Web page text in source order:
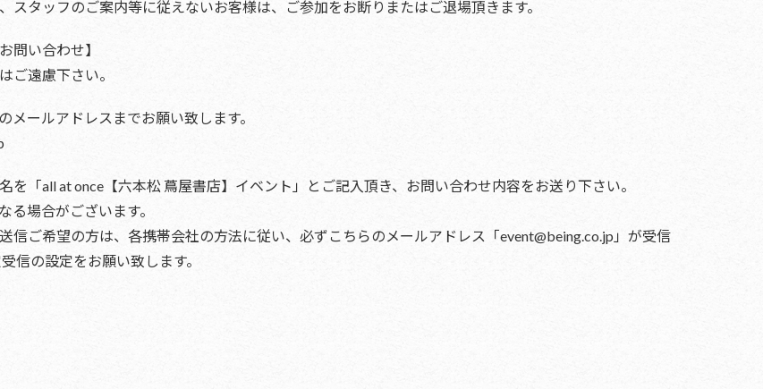
スタッフのご案内等に従えないお客様は、ご参加をお断りまたはご退場頂きます。
問い合わせ】
ご遠慮下さい。
メールアドレスまでお願い致します。
を「all at once【六本松 蔦屋書店】イベント」とご記入頂き、お問い合わせ内容をお送り下さい。
る場合がございます。
信ご希望の方は、各携帯会社の方法に従い、必ずこちらのメールアドレス「event@being.co.jp」が受信
信の設定をお願い致します。